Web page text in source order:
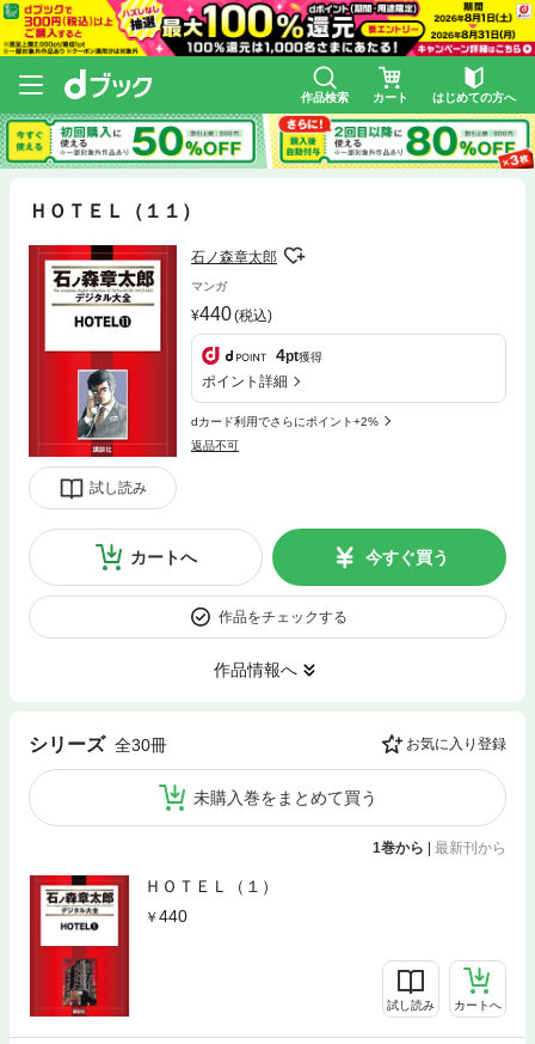
作品検索 カート はじめての方へ
ＨＯＴＥＬ（１１）
試し読み
石ノ森章太郎
マンガ
440(税込)
4pt獲得
ポイント詳細
dカード利用でさらにポイント+2%
返品不可
カートへ 今すぐ買う
作品をチェックする
作品情報へ
シリーズ 全30冊 お気に入り登録
未購入巻をまとめて買う
1巻から | 最新刊から
ＨＯＴＥＬ（１）
440
試し読み カートへ